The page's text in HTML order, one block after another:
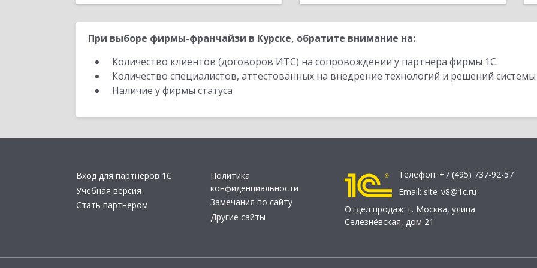
При выборе фирмы-франчайзи в Курске, обратите внимание на:
Количество клиентов (договоров ИТС) на сопровождении у партнера фирмы 1С.
Количество специалистов, аттестованных на внедрение технологий и решений
Наличие у фирмы статуса
Вход для партнеров 1С
Учебная версия
Стать партнером
Политика
конфиденциальности
Замечания по сайту
Другие сайты
Телефон: +7 (495) 737-92-57
Email: site_v8@1c.ru
Отдел продаж: г. Москва, улица
Селезнёвская, дом 21